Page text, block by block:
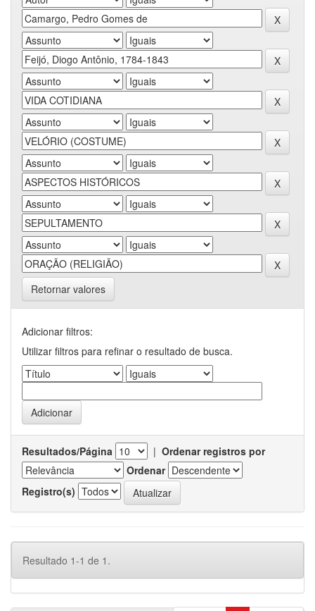
Retornar valores
Adicionar filtros:
Utilizar filtros para refinar o resultado de busca.
Resultados/Página | Ordenar registros por
Ordenar
Registro(s)
Resultado 1-1 de 1.